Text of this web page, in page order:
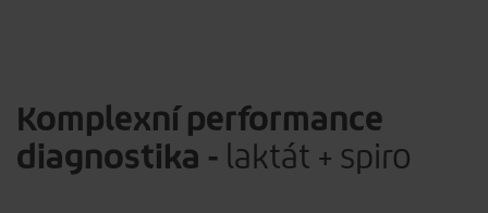
Komplexní performance
diagnostika - laktát + spiro